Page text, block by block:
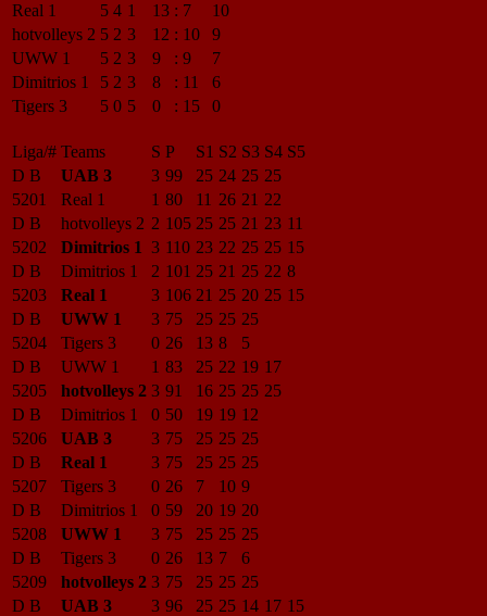
Real 1
5 4 1 13 : 7
10
hotvolleys 2 5 2 3 12 : 10
9
UWW 1
5 2 3 9 : 9
7
Dimitrios 1
5 2 3 8 : 11
6
Tigers 3
5 0 5 0 : 15 0
Liga/# Teams S P S1 S2 S3 S4 S5
D B
UAB 3 3 99 25 24 25 25
5201
Real 1 1 80 11 26 21 22
D B
hotvolleys 2 2 105 25 25 21 23 11
5202
Dimitrios 1 3 110 23 22 25 25 15
D B
Dimitrios 1 2 101 25 21 25 22 8
5203
Real 1 3 106 21 25 20 25 15
D B
UWW 1 3 75 25 25 25
5204
Tigers 3 0 26 13 8
5
D B
UWW 1 1 83 25 22 19 17
5205
hotvolleys 2 3 91 16 25 25 25
D B
Dimitrios 1 0 50 19 19 12
5206
UAB 3 3 75 25 25 25
D B
Real 1 3 75 25 25 25
5207
Tigers 3 0 26 7 10 9
D B
Dimitrios 1 0 59 20 19 20
5208
UWW 1 3 75 25 25 25
D B
Tigers 3 0 26 13 7
6
5209
hotvolleys 2 3 75 25 25 25
D B
UAB 3 3 96 25 25 14 17 15